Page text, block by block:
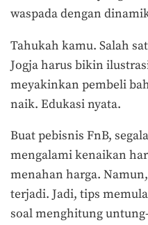
waspada dengan
Tahukah kamu. Salah
Jogja harus bikin
meyakinkan pembeli
naik. Edukasi nyata.
Buat pebisnis FnB,
mengalami kenaikan
menahan harga.
terjadi. Jadi, tips
soal menghitung